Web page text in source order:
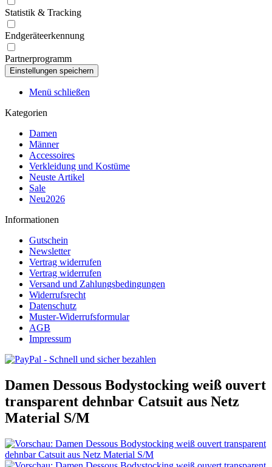
Statistik & Tracking
Endgeräteerkennung
Partnerprogramm
Menü schließen
Kategorien
Damen
Männer
Accessoires
Verkleidung und Kostüme
Neuste Artikel
Sale
Neu2026
Informationen
Gutschein
Newsletter
Vertrag widerrufen
Vertrag widerrufen
Versand und Zahlungsbedingungen
Widerrufsrecht
Datenschutz
Muster-Widerrufsformular
AGB
Impressum
Damen Dessous Bodystocking weiß ouvert
transparent dehnbar Catsuit aus Netz
Material S/M